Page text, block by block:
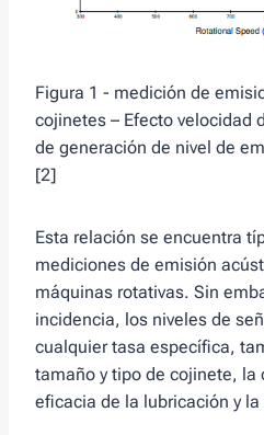
Figura 1 - medición de
cojinetes – Efecto velocidad
de generación de nivel de
[2]
Esta relación se encuentra
mediciones de emisión
máquinas rotativas. Sin
incidencia, los niveles de
cualquier tasa específica,
tamaño y tipo de cojinete, la
eficacia de la lubricación y